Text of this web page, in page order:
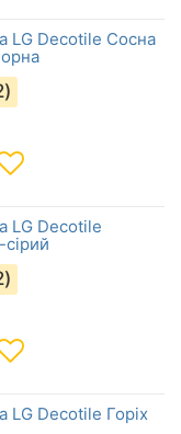
LG Decotile Сосна
LG Decotile
LG Decotile Горіх